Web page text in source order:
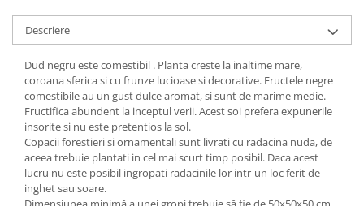
Descriere
Dud negru este comestibil . Planta creste la inaltime mare,
coroana sferica si cu frunze lucioase si decorative. Fructele negre
comestibile au un gust dulce aromat, si sunt de marime medie.
Fructifica abundent la inceptul verii. Acest soi prefera expunerile
insorite si nu este pretentios la sol.
Copacii forestieri si ornamentali sunt livrati cu radacina nuda, de
aceea trebuie plantati in cel mai scurt timp posibil. Daca acest
lucru nu este posibil ingropati radacinile lor intr-un loc ferit de
inghet sau soare.